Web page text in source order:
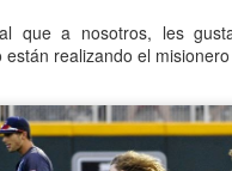
que a nosotros, les
están realizando el